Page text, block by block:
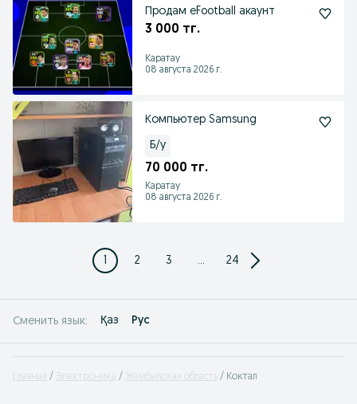
Продам еFootball акаунт
3 000 тг.
Каратау
08 августа 2026 г.
Компьютер Samsung
Б/у
70 000 тг.
Каратау
08 августа 2026 г.
1 2 3 ... 24
Сменить язык: Қаз Рус
Главная Электроника Жамбылская область Коктал